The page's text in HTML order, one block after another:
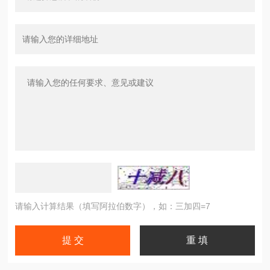
请输入计算结果（填写阿拉伯数字），如：三加四=7